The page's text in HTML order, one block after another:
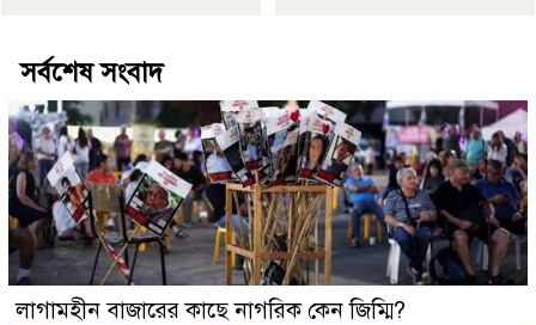
সর্বশেষ সংবাদ
লাগামহীন বাজারের কাছে নাগরিক কেন জিম্মি?